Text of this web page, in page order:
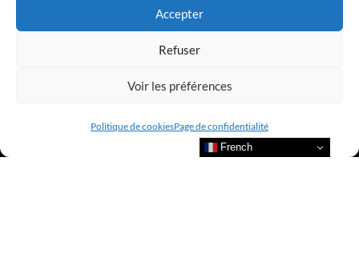
Accepter
Refuser
Voir les préférences
Politique de cookiesPage de confidentialité
French